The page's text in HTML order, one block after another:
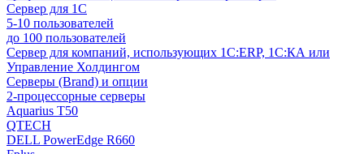
Сервер для 1С
5-10 пользователей
до 100 пользователей
Сервер для компаний, использующих 1C:ERP, 1С:КА или
Управление Холдингом
Серверы (Brand) и опции
2-процессорные серверы
Aquarius T50
QTECH
DELL PowerEdge R660